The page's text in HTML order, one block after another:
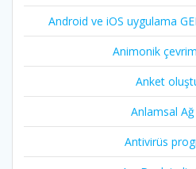
Android ve iOS uygulama
Animonik
Anket
Anlamsal
Antivirüs